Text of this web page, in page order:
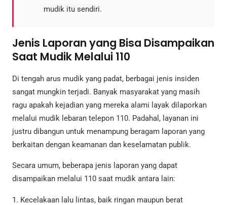
mudik itu sendiri.
Jenis Laporan yang Bisa Disampaikan
Saat Mudik Melalui 110
Di tengah arus mudik yang padat, berbagai jenis insiden
sangat mungkin terjadi. Banyak masyarakat yang masih
ragu apakah kejadian yang mereka alami layak dilaporkan
melalui mudik lebaran telepon 110. Padahal, layanan ini
justru dibangun untuk menampung beragam laporan yang
berkaitan dengan keamanan dan keselamatan publik.
Secara umum, beberapa jenis laporan yang dapat
disampaikan melalui 110 saat mudik antara lain:
1. Kecelakaan lalu lintas, baik ringan maupun berat